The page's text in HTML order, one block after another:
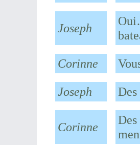
Joseph
Corinne
Joseph Des
Corinne
Des